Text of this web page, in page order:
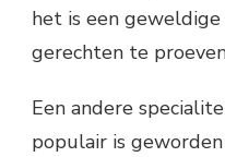
het is een
gerechten te
Een andere
populair is